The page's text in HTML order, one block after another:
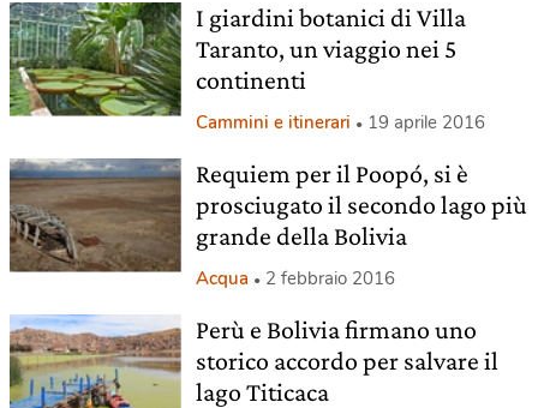
I giardini botanici di Villa
Taranto, un viaggio nei 5
continenti
Cammini e itinerari 19 aprile 2016
Requiem per il Poopó, si è
prosciugato il secondo lago più
grande della Bolivia
Acqua 2 febbraio 2016
Perù e Bolivia firmano uno
storico accordo per salvare il
lago Titicaca